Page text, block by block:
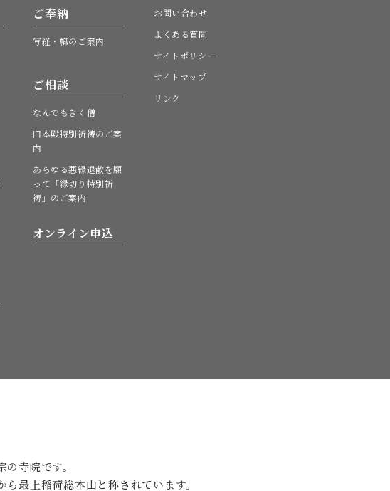
ご奉納
写経・幟のご案内
ご相談
なんでもきく僧
旧本殿特別祈祷のご案
内
あらゆる悪縁退散を願
って「縁切り特別祈
祷」のご案内
オンライン申込
お問い合わせ
よくある質問
サイトポリシー
サイトマップ
リンク
の寺院です。
ら最上稲荷総本山と称されています。